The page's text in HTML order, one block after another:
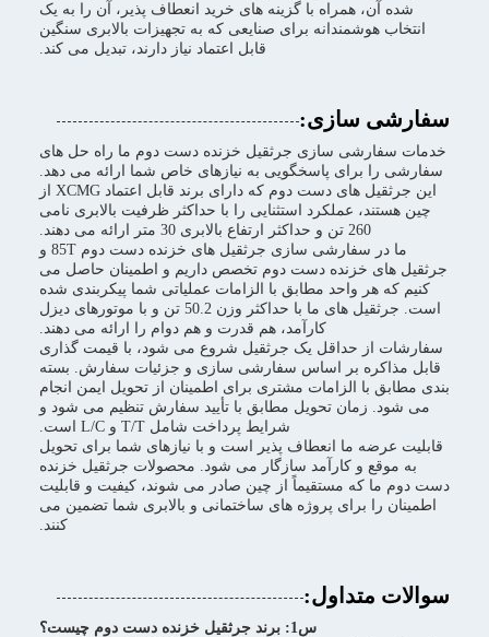
شده آن، همراه با گزینه های خرید انعطاف پذیر، آن را به یک
انتخاب هوشمندانه برای صنایعی که به تجهیزات بالابری سنگین
قابل اعتماد نیاز دارند، تبدیل می کند.
سفارشی سازی:
خدمات سفارشی سازی جرثقیل خزنده دست دوم ما راه حل های
سفارشی را برای پاسخگویی به نیازهای خاص شما ارائه می دهد.
این جرثقیل های دست دوم که دارای برند قابل اعتماد XCMG از
چین هستند، عملکرد استثنایی را با حداکثر ظرفیت بالابری نامی
260 تن و حداکثر ارتفاع بالابری 30 متر ارائه می دهند.
ما در سفارشی سازی جرثقیل های خزنده دست دوم 85T و
جرثقیل های خزنده دست دوم تخصص داریم و اطمینان حاصل می
کنیم که هر واحد مطابق با الزامات عملیاتی شما پیکربندی شده
است. جرثقیل های ما با حداکثر وزن 50.2 تن و با موتورهای دیزل
کارآمد، هم قدرت و هم دوام را ارائه می دهند.
سفارشات از حداقل یک جرثقیل شروع می شود، با قیمت گذاری
قابل مذاکره بر اساس سفارشی سازی و جزئیات سفارش. بسته
بندی مطابق با الزامات مشتری برای اطمینان از تحویل ایمن انجام
می شود. زمان تحویل مطابق با تأیید سفارش تنظیم می شود و
شرایط پرداخت شامل T/T و L/C است.
قابلیت عرضه ما انعطاف پذیر است و با نیازهای شما برای تحویل
به موقع و کارآمد سازگار می شود. محصولات جرثقیل خزنده
دست دوم ما که مستقیماً از چین صادر می شوند، کیفیت و قابلیت
اطمینان را برای پروژه های ساختمانی و بالابری شما تضمین می
کنند.
سوالات متداول:
س1: برند جرثقیل خزنده دست دوم چیست؟